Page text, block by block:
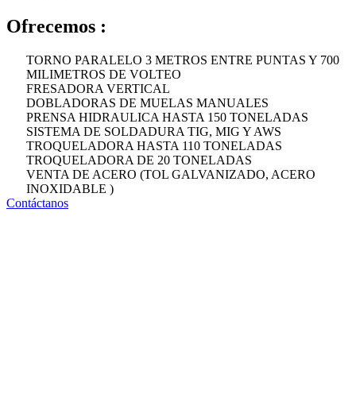
Ofrecemos :
TORNO PARALELO 3 METROS ENTRE PUNTAS Y 700
MILIMETROS DE VOLTEO
FRESADORA VERTICAL
DOBLADORAS DE MUELAS MANUALES
PRENSA HIDRAULICA HASTA 150 TONELADAS
SISTEMA DE SOLDADURA TIG, MIG Y AWS
TROQUELADORA HASTA 110 TONELADAS
TROQUELADORA DE 20 TONELADAS
VENTA DE ACERO (TOL GALVANIZADO, ACERO
INOXIDABLE )
Contáctanos